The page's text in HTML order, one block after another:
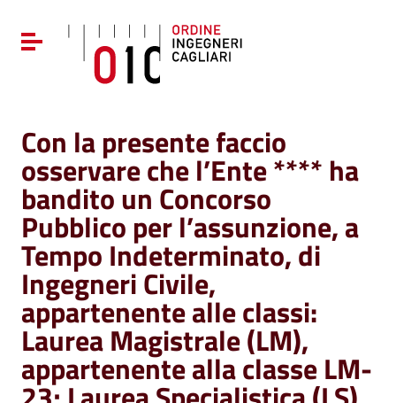
Vai al menu di navigazione
Vai al footer
Attiva / disattiva la navigazione
Con la presente faccio
osservare che l’Ente **** ha
bandito un Concorso
Pubblico per l’assunzione, a
Tempo Indeterminato, di
Ingegneri Civile,
appartenente alle classi:
Laurea Magistrale (LM),
appartenente alla classe LM-